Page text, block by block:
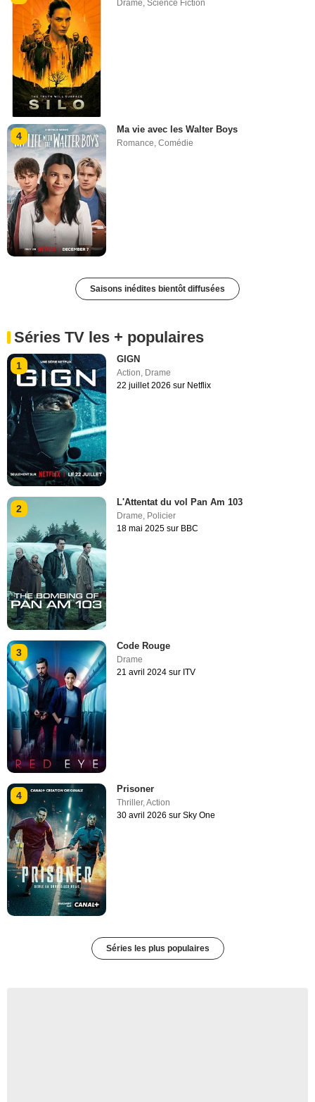
Drame,Science Fiction
4
Ma vie avec les Walter Boys
Romance ,Comédie
Saisons inédites bientôt diffusées
Séries TV les + populaires
1
GIGN
Action, Drame
22 juillet 2026 sur Netflix
2
L'Attentat du vol Pan Am 103
Drame, Policier
18 mai 2025 sur BBC
3
Code Rouge
Drame
21 avril 2024 sur ITV
4
Prisoner
Thriller,Action
30 avril 2026 sur Sky One
Séries les plus populaires